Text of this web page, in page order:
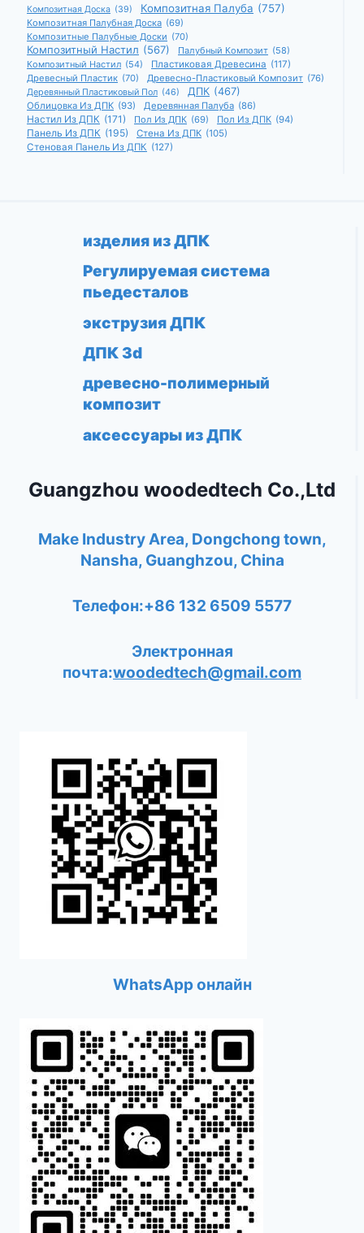
Композитная Доска (39) Композитная Палуба (757)
Композитная Палубная Доска (69)
Композитные Палубные Доски (70)
Композитный Настил (567) Палубный Композит (58)
Композитный Настил (54) Пластиковая Древесина (117)
Древесный Пластик (70) Древесно-Пластиковый Композит (76)
Деревянный Пластиковый Пол (46) ДПК (467)
Облицовка Из ДПК (93) Деревянная Палуба (86)
Настил Из ДПК (171) Пол Из ДПК (69) Пол Из ДПК (94)
Панель Из ДПК (195) Стена Из ДПК (105)
Стеновая Панель Из ДПК (127)
изделия из ДПК
Регулируемая система
пьедесталов
экструзия ДПК
ДПК 3d
древесно-полимерный
композит
аксессуары из ДПК
Guangzhou woodedtech Co.,Ltd
Make Industry Area, Dongchong town,
Nansha, Guanghzou, China
Телефон:+86 132 6509 5577
Электронная
почта:woodedtech@gmail.com
WhatsApp онлайн